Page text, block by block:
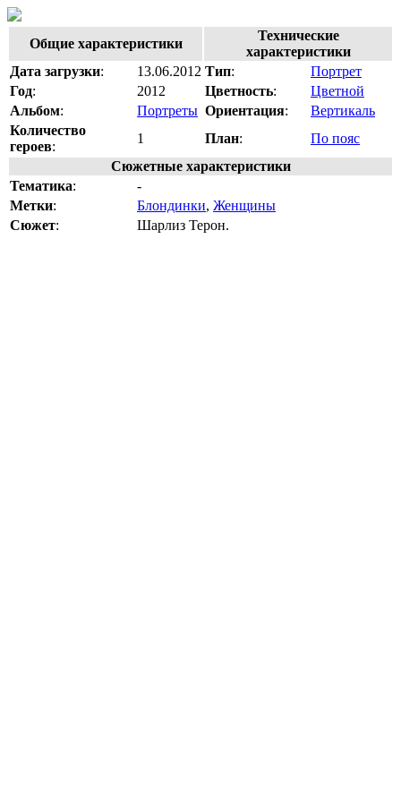
Общие характеристики
Технические
характеристики
Дата загрузки: 13.06.2012 Тип:
Портрет
Год: 2012 Цветность:
Цветной
Альбом: Портреты Ориентация:
Вертикаль
Количество
героев:
1 План:
По пояс
Сюжетные характеристики
Тематика:
-
Метки: Блондинки, Женщины
Сюжет: Шарлиз Терон.